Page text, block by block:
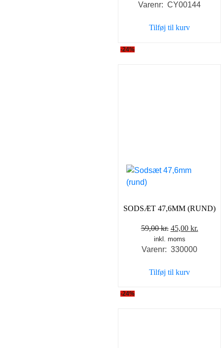
pris
59,00 kr..
pris
Varenr: CY00144
Tilføj til kurv
-24%
SODSÆT 47,6MM (RUND)
59,00kr. Den
oprindelige
pris
59,00 kr..
45,00 kr.
inkl. moms
Varenr: 330000
Tilføj til kurv
-24%